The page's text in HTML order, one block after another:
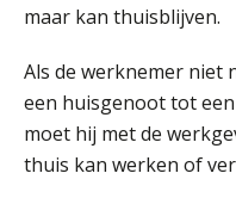
maar kan thuisblijven.
Als de werknemer niet
een huisgenoot tot
moet hij met de
thuis kan werken of